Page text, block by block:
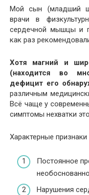
Мой сын (младший
врачи в
сердечной мышцы и
как раз
Хотя магний и
(находится во
дефицит его
различным
Всё чаще у
симптомы нехватки
Характерные признаки
Постоянное
Нарушения